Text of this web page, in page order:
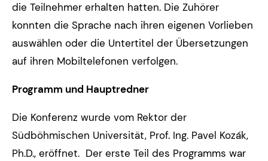
die Teilnehmer erhalten hatten. Die Zuhörer
konnten die Sprache nach ihren eigenen Vorlieben
auswählen oder die Untertitel der Übersetzungen
auf ihren Mobiltelefonen verfolgen.
Programm und Hauptredner
Die Konferenz wurde vom Rektor der
Südböhmischen Universität, Prof. Ing. Pavel Kozák,
Ph.D., eröffnet. Der erste Teil des Programms war